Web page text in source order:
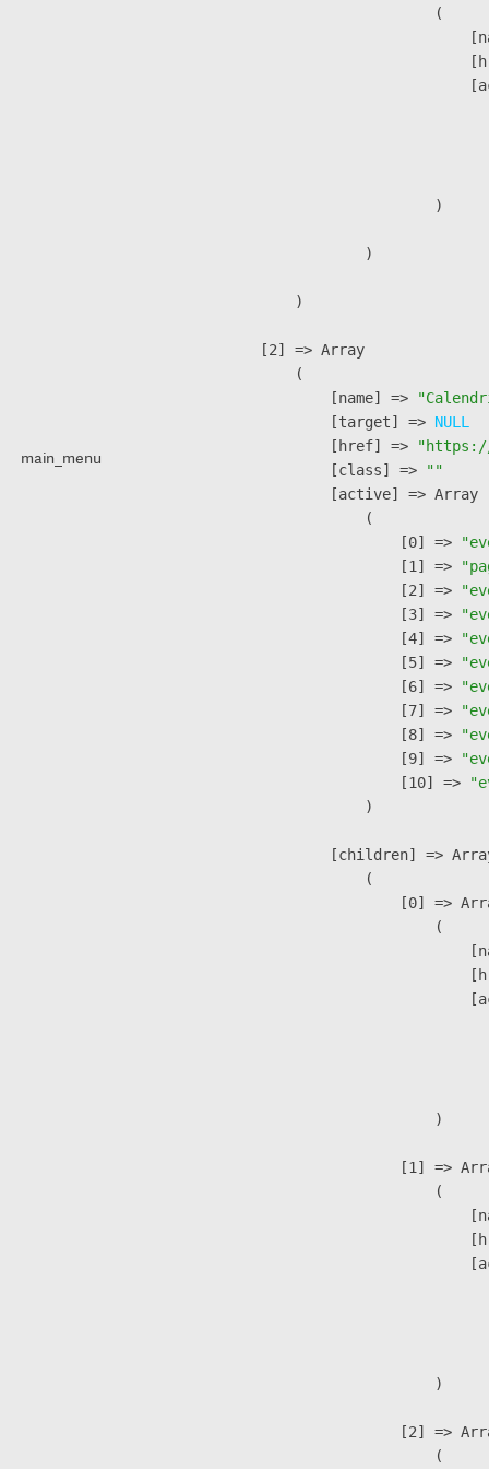
main_menu
                        (
                        )
                )
        )
    [2] => Array
        (
            [name] =>
            [target] =>
NULL
            [href] =>
            [class] =>
""
            [active] => Array
                (
                    [0] =>
                    [1] =>
                    [2] =>
                    [3] =>
                    [4] =>
                    [5] =>
                    [6] =>
                    [7] =>
                    [8] =>
                    [9] =>
                    [10] =>
                )
[children] =>
                (
[0] =>
                        (
                        )
[1] =>
                        (
                        )
[2] =>
                        (